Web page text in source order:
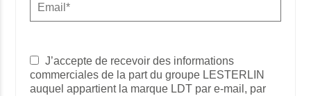
J’accepte de recevoir des informations
commerciales de la part du groupe LESTERLIN
auquel appartient la marque LDT par e-mail, par